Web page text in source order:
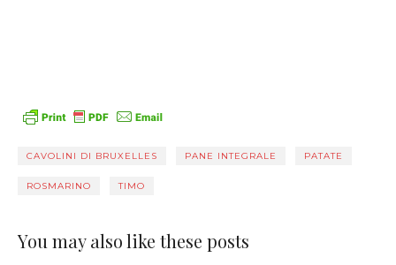
CAVOLINI DI BRUXELLES PANE INTEGRALE PATATE
ROSMARINO TIMO
You may also like these posts